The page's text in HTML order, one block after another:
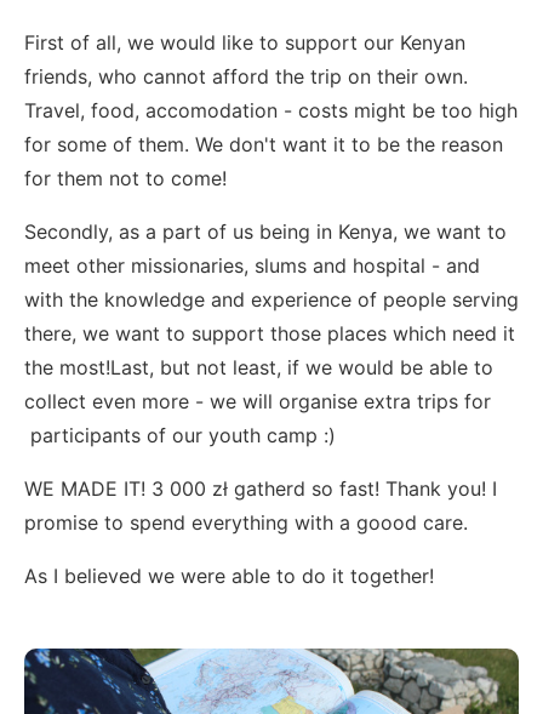
First of all, we would like to support our Kenyan
friends, who cannot afford the trip on their own.
Travel, food, accomodation - costs might be too high
for some of them. We don't want it to be the reason
for them not to come!
Secondly, as a part of us being in Kenya, we want to
meet other missionaries, slums and hospital - and
with the knowledge and experience of people serving
there, we want to support those places which need it
the most!Last, but not least, if we would be able to
collect even more - we will organise extra trips for
participants of our youth camp :)
WE MADE IT! 3 000 zł gatherd so fast! Thank you! I
promise to spend everything with a goood care.
As I believed we were able to do it together!